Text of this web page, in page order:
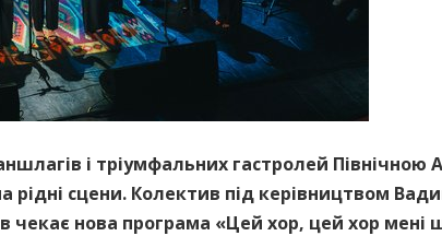
і тріумфальних гастролей
рідні сцени. Колектив під керівництвом
чекає нова програма «Цей хор, цей хор мені